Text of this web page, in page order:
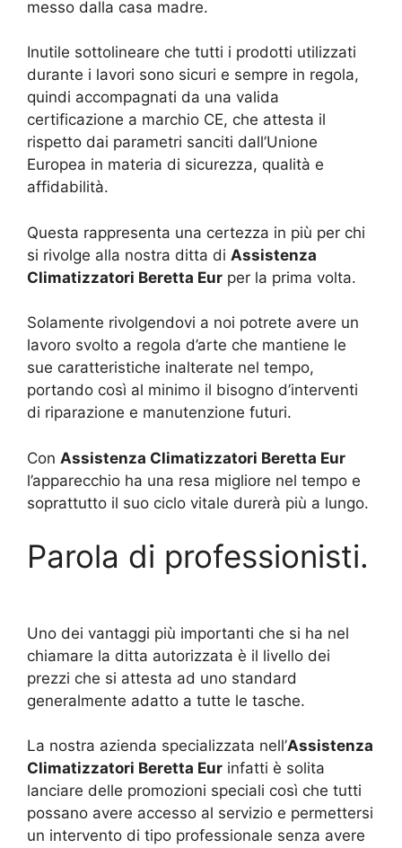
messo dalla casa madre.
Inutile sottolineare che tutti i prodotti utilizzati
durante i lavori sono sicuri e sempre in regola,
quindi accompagnati da una valida
certificazione a marchio CE, che attesta il
rispetto dai parametri sanciti dall’Unione
Europea in materia di sicurezza, qualità e
affidabilità.
Questa rappresenta una certezza in più per chi
si rivolge alla nostra ditta di Assistenza
Climatizzatori Beretta Eur per la prima volta.
Solamente rivolgendovi a noi potrete avere un
lavoro svolto a regola d’arte che mantiene le
sue caratteristiche inalterate nel tempo,
portando così al minimo il bisogno d’interventi
di riparazione e manutenzione futuri.
Con Assistenza Climatizzatori Beretta Eur
l’apparecchio ha una resa migliore nel tempo e
soprattutto il suo ciclo vitale durerà più a lungo.
Parola di professionisti.
Uno dei vantaggi più importanti che si ha nel
chiamare la ditta autorizzata è il livello dei
prezzi che si attesta ad uno standard
generalmente adatto a tutte le tasche.
La nostra azienda specializzata nell’Assistenza
Climatizzatori Beretta Eur infatti è solita
lanciare delle promozioni speciali così che tutti
possano avere accesso al servizio e permettersi
un intervento di tipo professionale senza avere